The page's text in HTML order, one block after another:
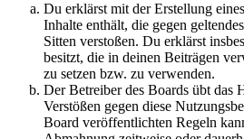
Du erklärst mit der Erstellung
Inhalte enthält, die gegen
Sitten verstoßen. Du erklärst
besitzt, die in deinen Beiträgen
zu setzen bzw. zu verwenden.
Der Betreiber des Boards übt das
Verstößen gegen diese
Board veröffentlichten Regeln